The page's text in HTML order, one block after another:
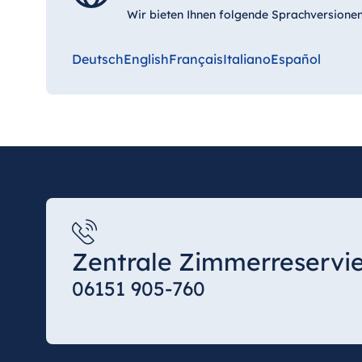
Wir bieten Ihnen folgende
DeutschEnglishFrançaisItalianoEspañol
Zentrale
06151 905-760